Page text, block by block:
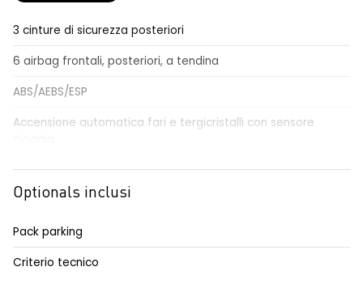
3 cinture di sicurezza posteriori
6 airbag frontali, posteriori, a tendina
ABS/AEBS/ESP
Accensione automatica fari e tergicristalli con sensore
Airbag per il conducente e passeggero
Alzacristalli elettrici impulsionali anteriori e posteriori
Alzacristallo elettrico impulsionale anteriore lato conducente
Anabbaglianti Eco-LED
Optionals inclusi
Pack parking
Criterio tecnico